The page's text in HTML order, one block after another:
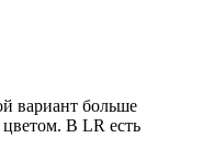
вариант больше
цветом. В LR есть